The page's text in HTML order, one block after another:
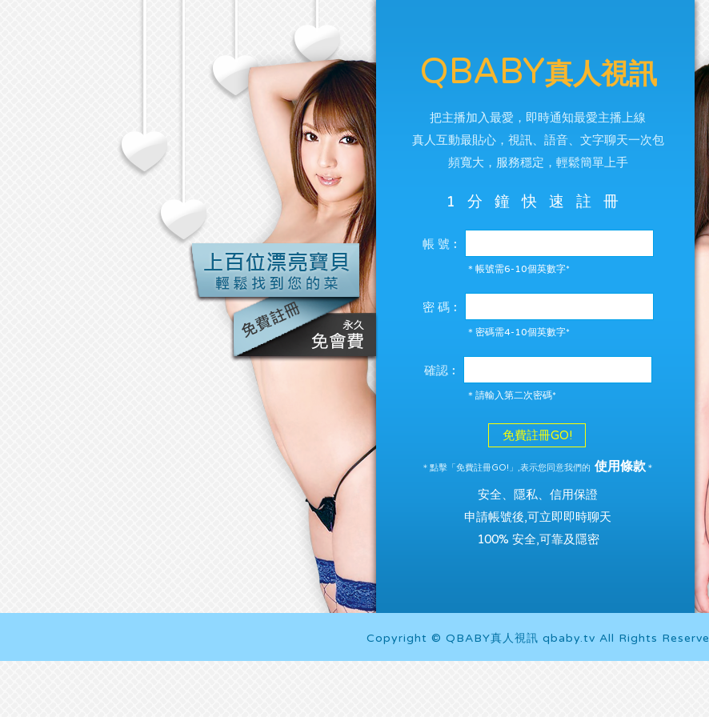
QBABY真人視訊
把主播加入最愛，即時通知最愛主播上線
真人互動最貼心，視訊、語音、文字聊天一次包
頻寬大，服務穩定，輕鬆簡單上手
1分鐘快速註冊
帳 號︰
＊帳號需6-10個英數字*
密 碼︰
＊密碼需4-10個英數字*
確認︰
＊請輸入第二次密碼*
免費註冊GO!
＊點擊「免費註冊GO!」,表示您同意我們的 使用條款 ＊
安全、隱私、信用保證
申請帳號後,可立即即時聊天
100% 安全,可靠及隱密
Copyright © QBABY真人視訊 qbaby.tv All Rights Reserve